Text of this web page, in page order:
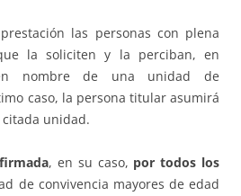
las personas con plena
la soliciten y la perciban, en
nombre de una unidad de
caso, la persona titular asumirá
unidad.
firmada, en su caso, por todos los
de convivencia mayores de edad